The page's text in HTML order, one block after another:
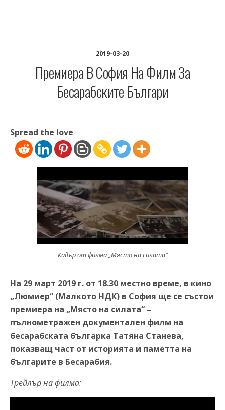
2019-03-20
Премиера В София На Филм За
Бесарабските Българи
Spread the love
Кадър от филма „Място на силата“
На 29 март 2019 г. от 18.30 местно време, в кино
„Люмиер“ (Малкото НДК) в София ще се състои
премиера на „Място на силата“ –
пълнометражен документален филм на
бесарабската българка Татяна Станева,
показващ част от историята и паметта на
българите в Бесарабия.
Трейлър на филма: